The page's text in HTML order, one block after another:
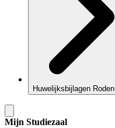
Huwelijksbijlagen Roden
Mijn Studiezaal